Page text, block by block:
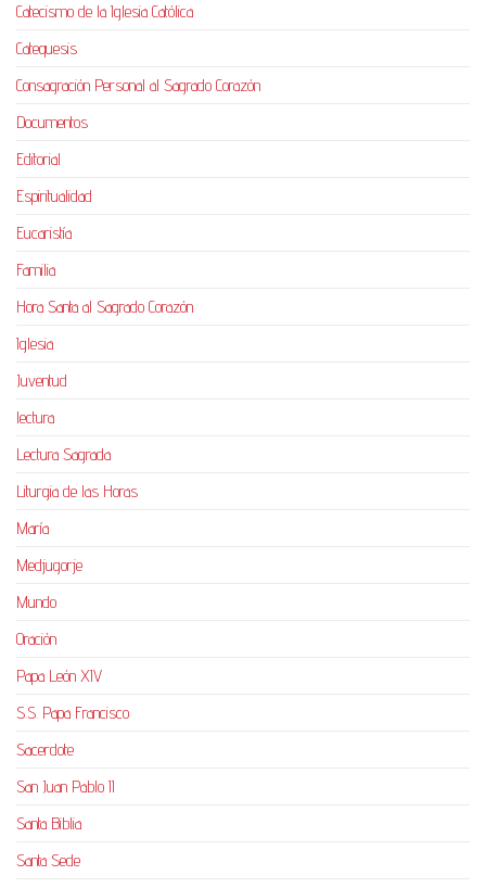
Catecismo de la Iglesia Católica
Catequesis
Consagración Personal al Sagrado Corazón
Documentos
Editorial
Espiritualidad
Eucaristía
Familia
Hora Santa al Sagrado Corazón
Iglesia
Juventud
lectura
Lectura Sagrada
Liturgia de las Horas
María
Medjugorje
Mundo
Oración
Papa León XIV
S.S. Papa Francisco
Sacerdote
San Juan Pablo II
Santa Biblia
Santa Sede